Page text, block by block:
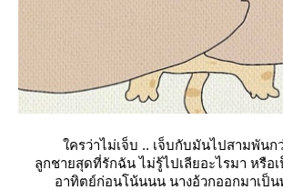
ครว่าไม่เจ็บ .. เจ็บกับมันไปสามพันก
ลูกชายสุดที่รักฉัน ไม่รู้ไปเลียอะไรมา หรือ
อาทิตย์ก่อนโน้นนน นางอ้วกออกมาเป็